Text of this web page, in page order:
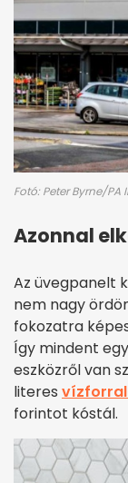
Fotó: Peter Byrne/
Azonnal
Az üvegpanelt
nem nagy
fokozatra
Így mindent
eszközről van
literes
forintot kóstál.